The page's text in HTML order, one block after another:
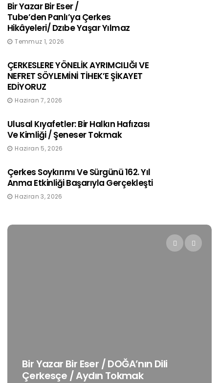
Bir Yazar Bir Eser /
Tube’den Panlı’ya Çerkes
Hikâyeleri/ Dzıbe Yaşar Yılmaz
Temmuz 1, 2026
ÇERKESLERE YÖNELİK AYRIMCILIĞI VE
NEFRET SÖYLEMİNİ TİHEK’E ŞİKAYET
EDİYORUZ
Haziran 7, 2026
Ulusal Kıyafetler: Bir Halkın Hafızası
Ve Kimliği / Şeneser Tokmak
Haziran 5, 2026
Çerkes Soykırımı Ve Sürgünü 162. Yıl
Anma Etkinliği Başarıyla Gerçekleşti
Haziran 3, 2026
Bir Yazar Bir Eser / DOĞA’nın Dili
Çerkesçe / Aydın Tokmak